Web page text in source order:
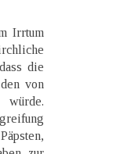
Irrtum
die
von